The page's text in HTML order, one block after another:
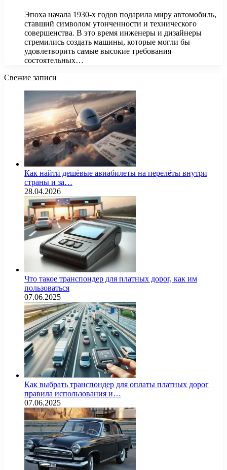
Эпоха начала 1930-х годов подарила миру автомобиль,
ставший символом утонченности и технического
совершенства. В это время инженеры и дизайнеры
стремились создать машины, которые могли бы
удовлетворить самые высокие требования
состоятельных…
Свежие записи
Как найти дешёвые авиабилеты на перелёты внутри
страны и за…
28.04.2026
Что такое транспондер для платных дорог, как им
пользоваться
07.06.2025
Как выбрать транспондер для оплаты платных дорог
правила использования и…
07.06.2025